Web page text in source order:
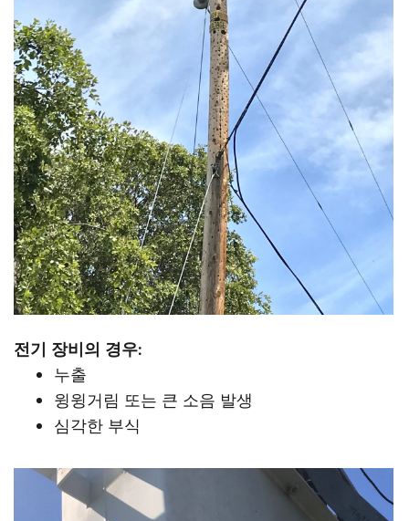
전기 장비의 경우:
누출
윙윙거림 또는 큰 소음 발생
심각한 부식